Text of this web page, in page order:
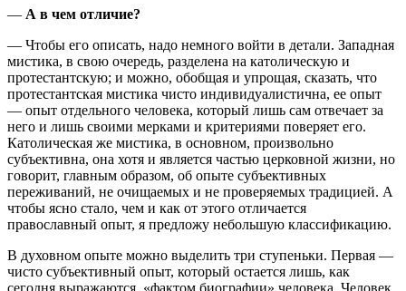
— А в чем отличие?
— Чтобы его описать, надо немного войти в детали. Западная
мистика, в свою очередь, разделена на католическую и
протестантскую; и можно, обобщая и упрощая, сказать, что
протестантская мистика чисто индивидуалистична, ее опыт
— опыт отдельного человека, который лишь сам отвечает за
него и лишь своими мерками и критериями поверяет его.
Католическая же мистика, в основном, произвольно
субъективна, она хотя и является частью церковной жизни, но
говорит, главным образом, об опыте субъективных
переживаний, не очищаемых и не проверяемых традицией. А
чтобы ясно стало, чем и как от этого отличается
православный опыт, я предложу небольшую классификацию.
В духовном опыте можно выделить три ступеньки. Первая —
чисто субъективный опыт, который остается лишь, как
сегодня выражаются, «фактом биографии» человека. Человек